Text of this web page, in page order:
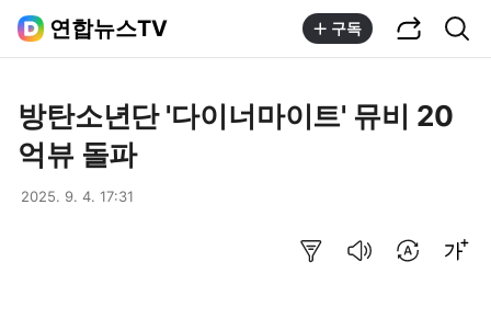
연합뉴스TV 구독
방탄소년단 '다이너마이트' 뮤비 20
억뷰 돌파
2025. 9. 4. 17:31